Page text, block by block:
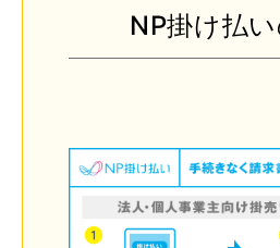
NP掛け払